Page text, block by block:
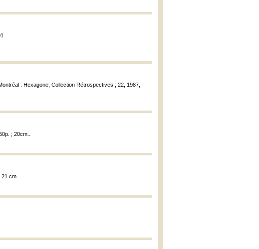
Montréal : Hexagone, Collection Rétrospectives ; 22, 1987,
; 20cm..
cm.